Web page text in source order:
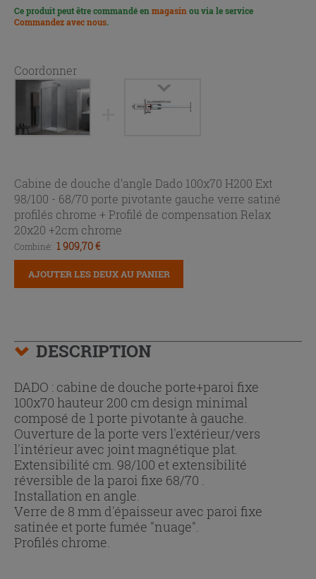
Ce produit peut être commandé en magasin ou via le service
Commandez avec nous.
Coordonner
Cabine de douche d’angle Dado 100x70 H200 Ext
98/100 - 68/70 porte pivotante gauche verre satiné
profilés chrome + Profilé de compensation Relax
20x20 +2cm chrome
Combiné: 1 909,70 €
AJOUTER LES DEUX AU PANIER
DESCRIPTION
DADO : cabine de douche porte+paroi fixe
100x70 hauteur 200 cm design minimal
composé de 1 porte pivotante à gauche.
Ouverture de la porte vers l'extérieur/vers
l'intérieur avec joint magnétique plat.
Extensibilité cm. 98/100 et extensibilité
réversible de la paroi fixe 68/70 .
Installation en angle.
Verre de 8 mm d'épaisseur avec paroi fixe
satinée et porte fumée "nuage".
Profilés chrome.